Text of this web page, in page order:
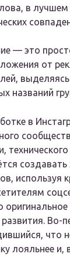
в
— это
от
названий
в
используя
Во-
что
лояльнее